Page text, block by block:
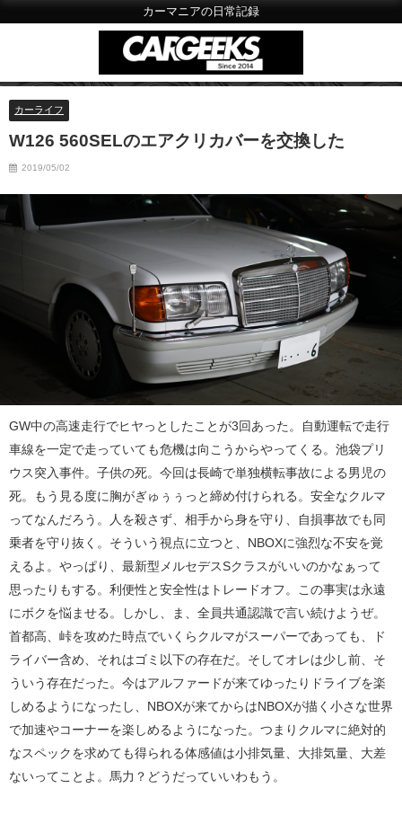
カーマニアの日常記録
カーライフ
W126 560SELのエアクリカバーを交換した
2019/05/02
GW中の高速走行でヒヤっとしたことが3回あった。自動運転で走行
車線を一定で走っていても危機は向こうからやってくる。池袋プリ
ウス突入事件。子供の死。今回は長崎で単独横転事故による男児の
死。もう見る度に胸がぎゅぅぅっと締め付けられる。安全なクルマ
ってなんだろう。人を殺さず、相手から身を守り、自損事故でも同
乗者を守り抜く。そういう視点に立つと、NBOXに強烈な不安を覚
えるよ。やっぱり、最新型メルセデスSクラスがいいのかなぁって
思ったりもする。利便性と安全性はトレードオフ。この事実は永遠
にボクを悩ませる。しかし、ま、全員共通認識で言い続けようぜ。
首都高、峠を攻めた時点でいくらクルマがスーパーであっても、ド
ライバー含め、それはゴミ以下の存在だ。そしてオレは少し前、そ
ういう存在だった。今はアルファードが来てゆったりドライブを楽
しめるようになったし、NBOXが来てからはNBOXが描く小さな世界
で加速やコーナーを楽しめるようになった。つまりクルマに絶対的
なスペックを求めても得られる体感値は小排気量、大排気量、大差
ないってことよ。馬力？どうだっていいわもう。